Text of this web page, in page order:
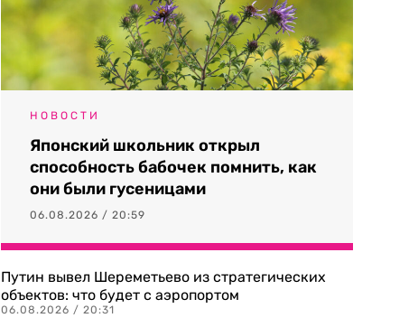
НОВОСТИ
Японский школьник открыл
способность бабочек помнить, как
они были гусеницами
06.08.2026 / 20:59
Путин вывел Шереметьево из стратегических
объектов: что будет с аэропортом
06.08.2026 / 20:31